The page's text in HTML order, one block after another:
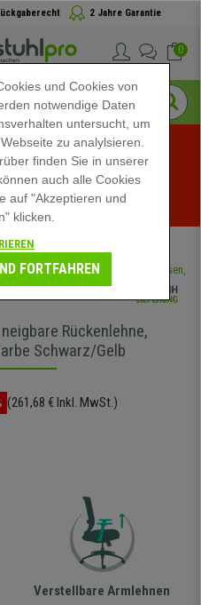
2 Jahre Garantie
0
buerostuhlpro! Exklusive
- Aktion ansehen -
Rückenlehne,
Schwarz/Gelb
(261,68 € Inkl. MwSt.)
Verstellbare Armlehnen
und Cookies von
notwendige Daten
untersucht, um
zu analylsieren.
finden Sie in unserer
können auch alle Cookies
auf "Akzeptieren und
klicken.
FORTFAHREN